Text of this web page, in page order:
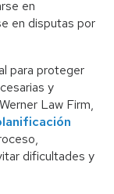
en
en disputas por
para proteger
y
Law Firm,
dificultades y